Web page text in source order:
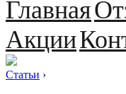
Главная
Акции
Статьи ›